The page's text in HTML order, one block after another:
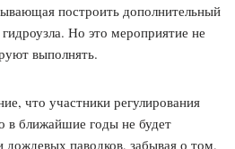
построить дополнительный
Но это мероприятие не
выполнять.
что участники регулирования
в ближайшие годы не будет
паводков, забывая о том,